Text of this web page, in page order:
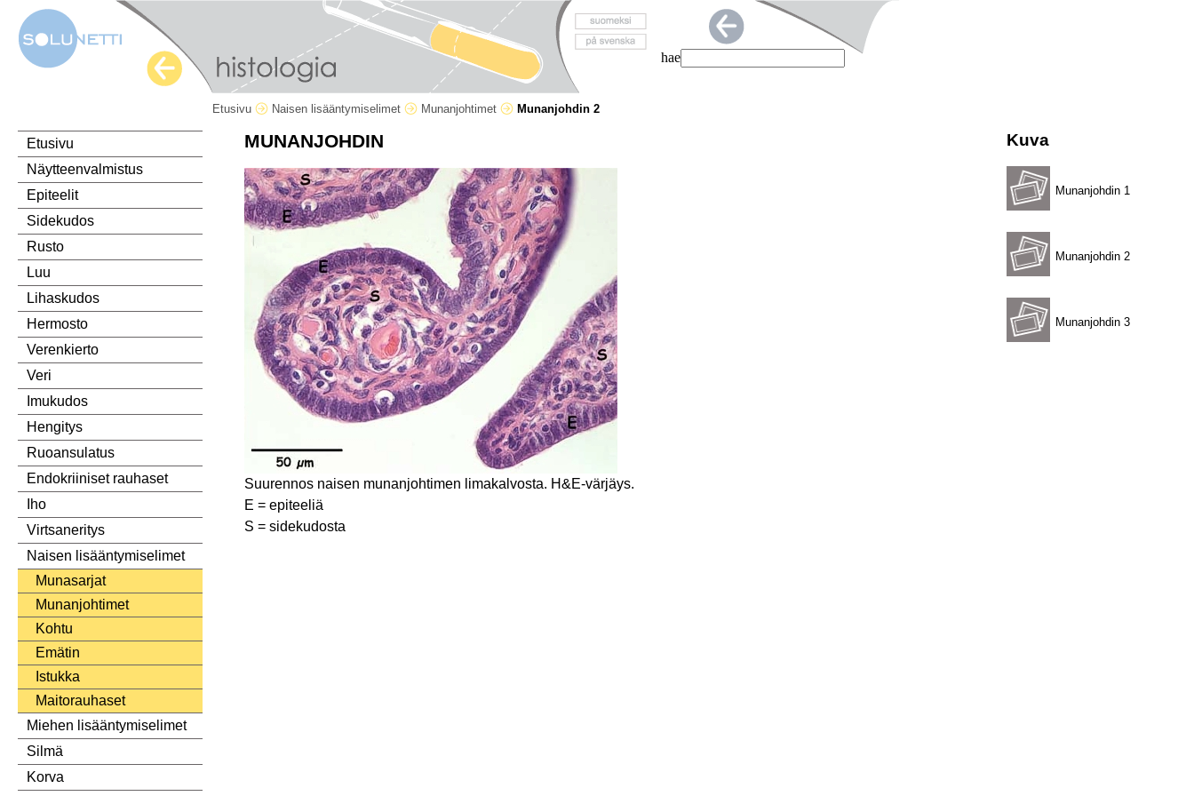
hae
Etusivu Naisen lisääntymiselimet Munanjohtimet Munanjohdin 2
Etusivu
Näytteenvalmistus
Epiteelit
Sidekudos
Rusto
Luu
Lihaskudos
Hermosto
Verenkierto
Veri
Imukudos
Hengitys
Ruoansulatus
Endokriiniset rauhaset
Iho
Virtsaneritys
Naisen lisääntymiselimet
Munasarjat
Munanjohtimet
Kohtu
Emätin
Istukka
Maitorauhaset
Miehen lisääntymiselimet
Silmä
Korva
Kuva
Munanjohdin 1
Munanjohdin 2
Munanjohdin 3
MUNANJOHDIN
Suurennos naisen munanjohtimen limakalvosta. H&E-värjäys.
E = epiteeliä
S = sidekudosta